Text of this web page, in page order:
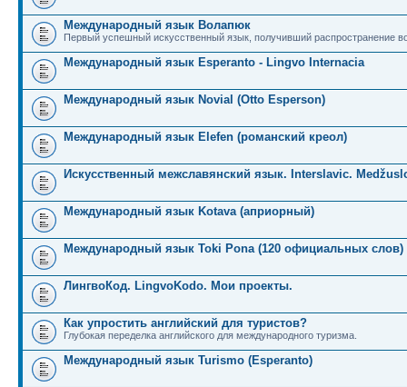
Международный язык Волапюк
Первый успешный искусственный язык, получивший распространение
Международный язык Esperanto - Lingvo Internacia
Международный язык Novial (Otto Esperson)
Международный язык Elefen (романский креол)
Искусственный межславянский язык. Interslavic.
Международный язык Kotava (априорный)
Международный язык Toki Pona (120 официальных слов)
ЛингвоКод. LingvoKodo. Мои проекты.
Как упростить английский для туристов?
Глубокая переделка английского для международного туризма.
Международный язык Turismo (Esperanto)